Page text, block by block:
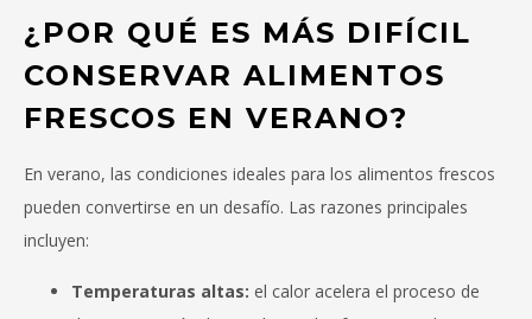
¿POR QUÉ ES MÁS DIFÍCIL
CONSERVAR ALIMENTOS
FRESCOS EN VERANO?
En verano, las condiciones ideales para los alimentos frescos
pueden convertirse en un desafío. Las razones principales
incluyen:
Temperaturas altas: el calor acelera el proceso de